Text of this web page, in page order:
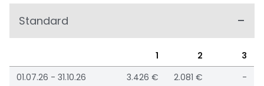
Standard
1 2
3
01.07.26 - 31.10.26
3.426 € 2.081 €
-